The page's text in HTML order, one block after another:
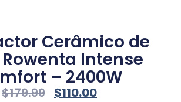
Cerâmico de
Intense
– 2400W
$179.99 $110.00